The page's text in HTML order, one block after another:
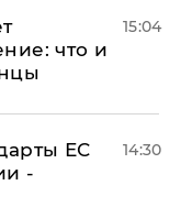
что и
15:04
ЕС
-
14:30